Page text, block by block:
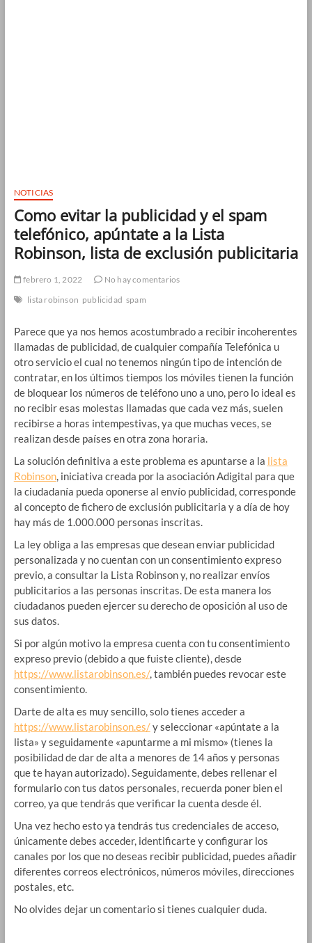
NOTICIAS
Como evitar la publicidad y el spam
telefónico, apúntate a la Lista
Robinson, lista de exclusión publicitaria
febrero 1, 2022
No hay comentarios
lista robinson publicidad spam
Parece que ya nos hemos acostumbrado a recibir incoherentes
llamadas de publicidad, de cualquier compañía Telefónica u
otro servicio el cual no tenemos ningún tipo de intención de
contratar, en los últimos tiempos los móviles tienen la función
de bloquear los números de teléfono uno a uno, pero lo ideal es
no recibir esas molestas llamadas que cada vez más, suelen
recibirse a horas intempestivas, ya que muchas veces, se
realizan desde países en otra zona horaria.
La solución definitiva a este problema es apuntarse a la lista
Robinson, iniciativa creada por la asociación Adigital para que
la ciudadanía pueda oponerse al envío publicidad, corresponde
al concepto de fichero de exclusión publicitaria y a día de hoy
hay más de 1.000.000 personas inscritas.
La ley obliga a las empresas que desean enviar publicidad
personalizada y no cuentan con un consentimiento expreso
previo, a consultar la Lista Robinson y, no realizar envíos
publicitarios a las personas inscritas. De esta manera los
ciudadanos pueden ejercer su derecho de oposición al uso de
sus datos.
Si por algún motivo la empresa cuenta con tu consentimiento
expreso previo (debido a que fuiste cliente), desde
https://www.listarobinson.es/, también puedes revocar este
consentimiento.
Darte de alta es muy sencillo, solo tienes acceder a
https://www.listarobinson.es/y seleccionar «apúntate a la
lista» y seguidamente «apuntarme a mi mismo» (tienes la
posibilidad de dar de alta a menores de 14 años y personas
que te hayan autorizado). Seguidamente, debes rellenar el
formulario con tus datos personales, recuerda poner bien el
correo, ya que tendrás que verificar la cuenta desde él.
Una vez hecho esto ya tendrás tus credenciales de acceso,
únicamente debes acceder, identificarte y configurar los
canales por los que no deseas recibir publicidad, puedes añadir
diferentes correos electrónicos, números móviles, direcciones
postales, etc.
No olvides dejar un comentario si tienes cualquier duda.